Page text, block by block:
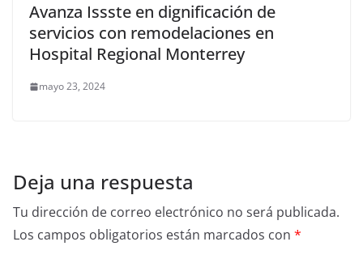
Avanza Issste en dignificación de
servicios con remodelaciones en
Hospital Regional Monterrey
mayo 23, 2024
Deja una respuesta
Tu dirección de correo electrónico no será publicada.
Los campos obligatorios están marcados con *